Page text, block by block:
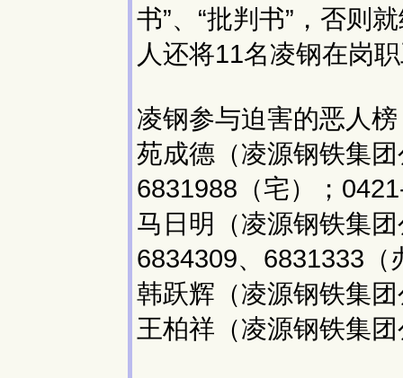
书”、“批判书”，否则
人还将11名凌钢在岗
凌钢参与迫害的恶人
苑成德（凌源钢铁集
6831988（宅）；
马日明（凌源钢铁集
6834309、6831333（
韩跃辉（凌源钢铁集
王柏祥（凌源钢铁集